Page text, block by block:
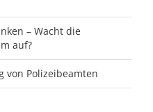
– Wacht die
auf?
von Polizeibeamten